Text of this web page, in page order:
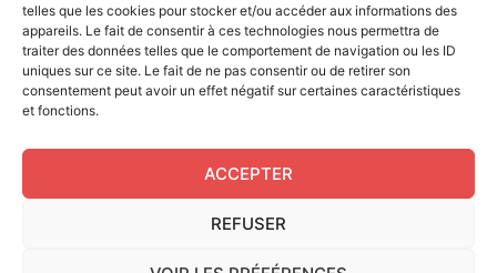
telles que les cookies pour stocker et/ou accéder aux informations des
appareils. Le fait de consentir à ces technologies nous permettra de
traiter des données telles que le comportement de navigation ou les ID
uniques sur ce site. Le fait de ne pas consentir ou de retirer son
consentement peut avoir un effet négatif sur certaines caractéristiques
et fonctions.
ACCEPTER
REFUSER
34 Rue René Brunen
33950 LEGE CAP-FERRET
Mail :
contact@aperitif-litteraire-cap-ferret.fr
Edité par L'Apéritif Littéraire du Cap-Ferret © 2024